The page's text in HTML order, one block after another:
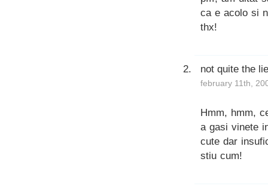
ca e acolo si
thx!
not quite the
february 11th,
Hmm, hmm,
a gasi vinete
cute dar
stiu cum!